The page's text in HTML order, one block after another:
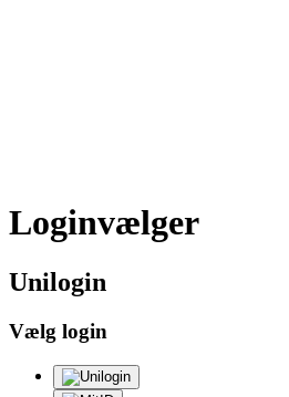
Loginvælger
Unilogin
Vælg login